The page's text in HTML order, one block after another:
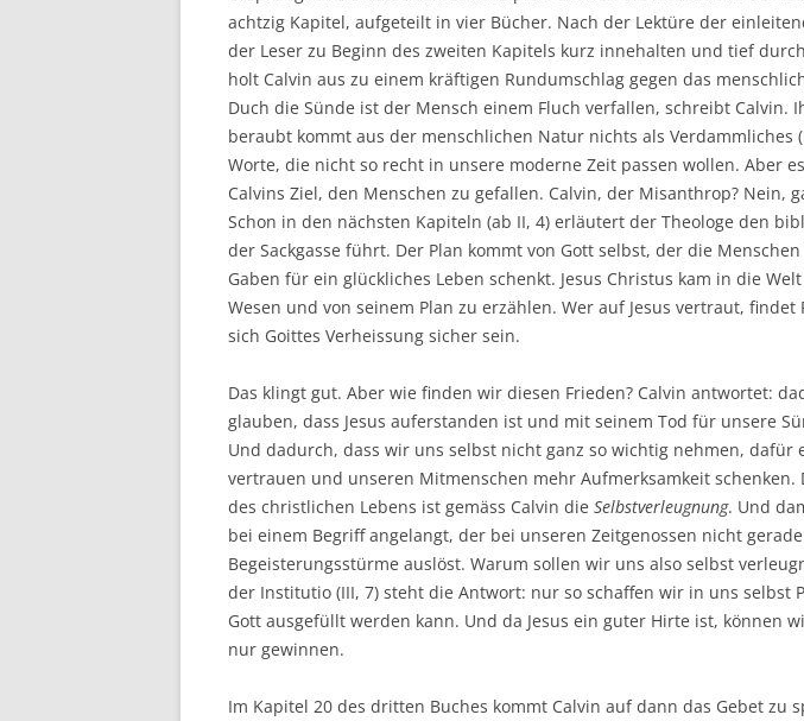
achtzig Kapitel, aufgeteilt in vier Bücher. Nach der Lektüre der
der Leser zu Beginn des zweiten Kapitels kurz innehalten und tief
holt Calvin aus zu einem kräftigen Rundumschlag gegen das
Duch die Sünde ist der Mensch einem Fluch verfallen, schreibt Calvin.
beraubt kommt aus der menschlichen Natur nichts als Verdammliches
Worte, die nicht so recht in unsere moderne Zeit passen wollen. Aber
Calvins Ziel, den Menschen zu gefallen. Calvin, der Misanthrop? Nein,
Schon in den nächsten Kapiteln (ab II, 4) erläutert der Theologe den
der Sackgasse führt. Der Plan kommt von Gott selbst, der die
Gaben für ein glückliches Leben schenkt. Jesus Christus kam in die
Wesen und von seinem Plan zu erzählen. Wer auf Jesus vertraut,
sich Goittes Verheissung sicher sein.
Das klingt gut. Aber wie finden wir diesen Frieden? Calvin antwortet:
glauben, dass Jesus auferstanden ist und mit seinem Tod für unsere
Und dadurch, dass wir uns selbst nicht ganz so wichtig nehmen, dafür
vertrauen und unseren Mitmenschen mehr Aufmerksamkeit schenken.
des christlichen Lebens ist gemäss Calvin die Selbstverleugnung. Und
bei einem Begriff angelangt, der bei unseren Zeitgenossen nicht gerade
Begeisterungsstürme auslöst. Warum sollen wir uns also selbst
der Institutio (III, 7) steht die Antwort: nur so schaffen wir in uns selbst
Gott ausgefüllt werden kann. Und da Jesus ein guter Hirte ist, können
nur gewinnen.
Im Kapitel 20 des dritten Buches kommt Calvin auf dann das Gebet zu